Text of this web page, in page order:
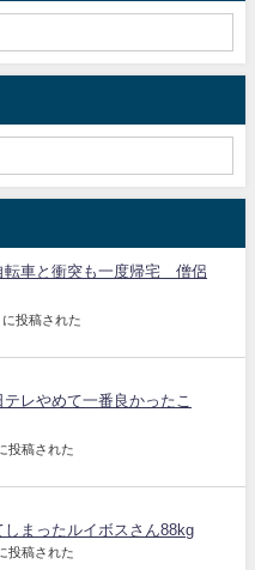
転車と衝突も一度帰宅 僧侶
投稿された
テレやめて一番良かったこ
投稿された
しまったルイボスさん88kg
投稿された